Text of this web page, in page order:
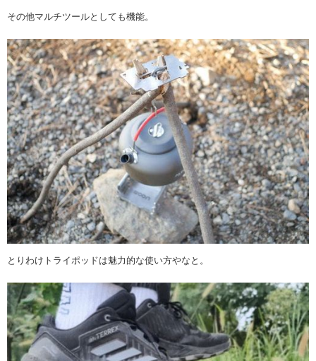
その他マルチツールとしても機能。
とりわけトライポッドは魅力的な使い方やなと。